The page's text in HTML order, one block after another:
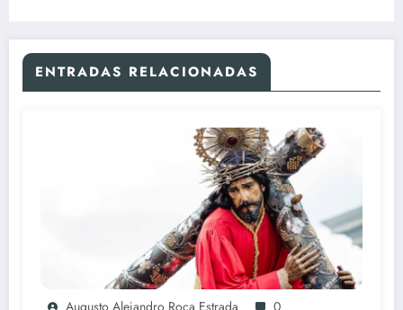
ENTRADAS RELACIONADAS
Augusto Alejandro Roca Estrada 0